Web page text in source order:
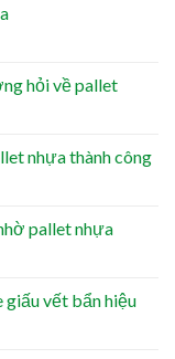
hỏi về pallet
nhựa thành công
pallet nhựa
giấu vết bẩn hiệu